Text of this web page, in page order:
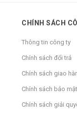
CHÍNH SÁCH
Thông tin công ty
Chính sách đổi trả
Chính sách giao
Chính sách bảo
Chính sách giải